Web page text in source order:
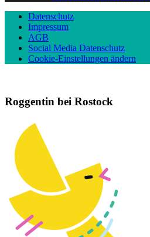
Datenschutz
Impressum
AGB
Social Media Datenschutz
Cookie-Einstellungen ändern
Roggentin bei Rostock